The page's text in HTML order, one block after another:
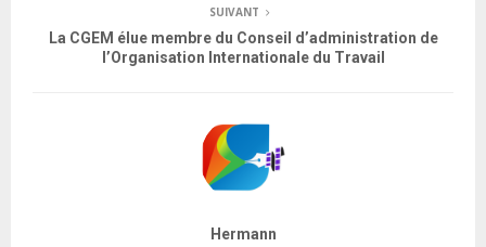
SUIVANT
La CGEM élue membre du Conseil d’administration de
l’Organisation Internationale du Travail
Hermann